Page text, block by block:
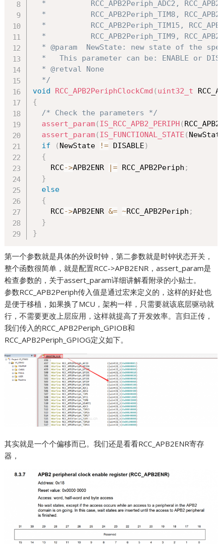
*          RCC_APB2Periph_ADC2,
*          RCC_APB2Periph_TIM8,
*          RCC_APB2Periph_TIM15,
*          RCC_APB2Periph_TIM9,
* @param  NewState: new state of the
*   This parameter can be: ENABLE or
  * @retval None
  */
void
RCC_APB2PeriphClockCmd ( uint32_t
{
/* Check the parameters */
assert_param( IS_RCC_APB2_PERIPH (
assert_param( IS_FUNCTIONAL_STATE (
if
( NewState != DISABLE )
{
    RCC
->APB2ENR |= RCC_APB2Periph ;
}
else
{
    RCC
->APB2ENR &= ~RCC_APB2Periph ;
}
}
第一个参数就是具体的外设时钟，第二参数就是时钟状态开关，
整个函数很简单，就是配置RCC->APB2ENR，assert_param是
检查参数的，关于assert_param详细讲解看附录的小贴士。
参数RCC_APB2Periph传入值是通过宏来定义的，这样的好处也
是便于移植，如果换了MCU，架构一样，只需要就该底层驱动就
行，不需要更改上层应用，这样就提高了开发效率。言归正传，
我们传入的RCC_APB2Periph_GPIOB和
RCC_APB2Periph_GPIOG定义如下。
其实就是一个个偏移而已。我们还是看看RCC_APB2ENR寄存
器，